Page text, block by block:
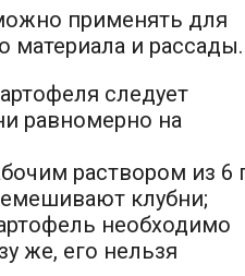
применять для
материала и рассады.
следует
равномерно на
раствором из 6
клубни;
необходимо
же, его нельзя